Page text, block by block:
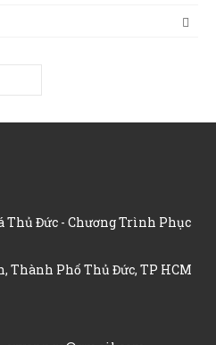
Thủ Đức - Chương Trình Phục
Thành Phố Thủ Đức, TP HCM